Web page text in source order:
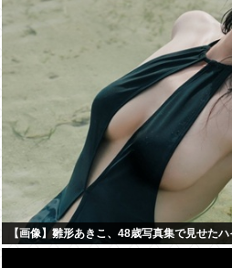
【画像】雛形あきこ、48歳写真集で見せた